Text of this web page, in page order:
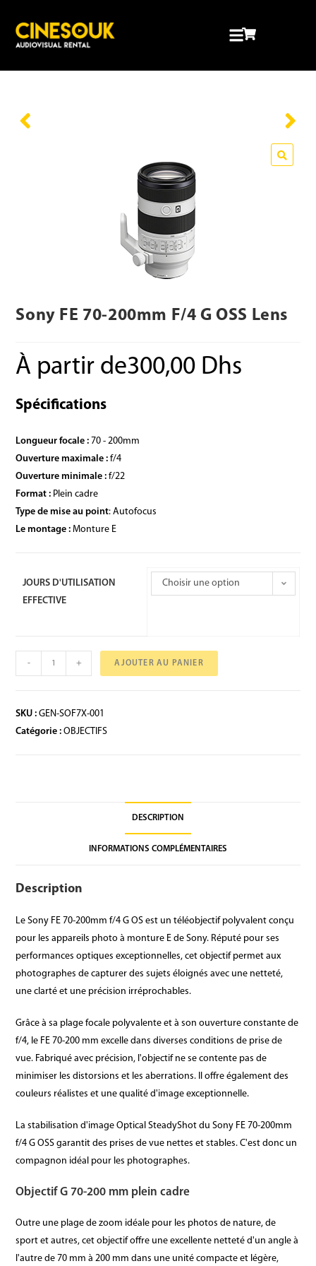
Sony FE 70-200mm F/4 G OSS Lens
À partir de300,00 Dhs
Spécifications
Longueur focale : 70 - 200mm
Ouverture maximale : f/4
Ouverture minimale : f/22
Format : Plein cadre
Type de mise au point: Autofocus
Le montage :Monture E
JOURS D'UTILISATION
EFFECTIVE
Choisir une option
- + AJOUTER AU PANIER
SKU :GEN-SOF7X-001
Catégorie :OBJECTIFS
DESCRIPTION
INFORMATIONS COMPLÉMENTAIRES
Description
Le Sony FE 70-200mm f/4 G OS est un téléobjectif polyvalent conçu
pour les appareils photo à monture E de Sony. Réputé pour ses
performances optiques exceptionnelles, cet objectif permet aux
photographes de capturer des sujets éloignés avec une netteté,
une clarté et une précision irréprochables.
Grâce à sa plage focale polyvalente et à son ouverture constante de
f/4, le FE 70-200 mm excelle dans diverses conditions de prise de
vue. Fabriqué avec précision, l'objectif ne se contente pas de
minimiser les distorsions et les aberrations. Il offre également des
couleurs réalistes et une qualité d'image exceptionnelle.
La stabilisation d'image Optical SteadyShot du Sony FE 70-200mm
f/4 G OSS garantit des prises de vue nettes et stables. C'est donc un
compagnon idéal pour les photographes.
Objectif G 70-200 mm plein cadre
Outre une plage de zoom idéale pour les photos de nature, de
sport et autres, cet objectif offre une excellente netteté d'un angle à
l'autre de 70 mm à 200 mm dans une unité compacte et légère,